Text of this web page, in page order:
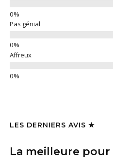
Pas génial
Affreux
LES DERNIERS AVIS ★
La meilleure pour